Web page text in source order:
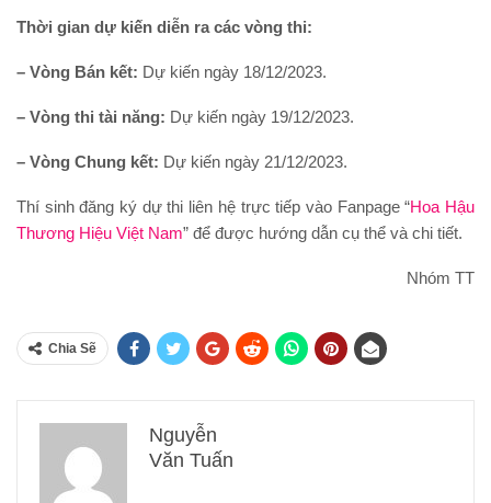
Thời gian dự kiến diễn ra các vòng thi:
– Vòng Bán kết: Dự kiến ngày 18/12/2023.
– Vòng thi tài năng: Dự kiến ngày 19/12/2023.
– Vòng Chung kết: Dự kiến ngày 21/12/2023.
Thí sinh đăng ký dự thi liên hệ trực tiếp vào Fanpage “Hoa Hậu
Thương Hiệu Việt Nam” để được hướng dẫn cụ thể và chi tiết.
Nhóm TT
Chia Sẽ
Nguyễn
Văn Tuấn